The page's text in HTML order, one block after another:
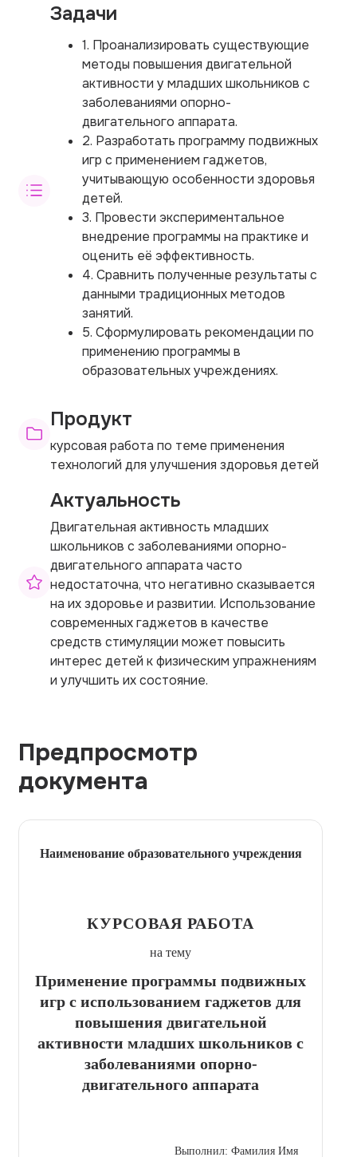
Задачи
1. Проанализировать существующие
методы повышения двигательной
активности у младших школьников с
заболеваниями опорно-
двигательного аппарата.
2. Разработать программу подвижных
игр с применением гаджетов,
учитывающую особенности здоровья
детей.
3. Провести экспериментальное
внедрение программы на практике и
оценить её эффективность.
4. Сравнить полученные результаты с
данными традиционных методов
занятий.
5. Сформулировать рекомендации по
применению программы в
образовательных учреждениях.
Продукт
курсовая работа по теме применения
технологий для улучшения здоровья детей
Актуальность
Двигательная активность младших
школьников с заболеваниями опорно-
двигательного аппарата часто
недостаточна, что негативно сказывается
на их здоровье и развитии. Использование
современных гаджетов в качестве
средств стимуляции может повысить
интерес детей к физическим упражнениям
и улучшить их состояние.
Предпросмотр
документа
Наименование образовательного учреждения
КУРСОВАЯ РАБОТА
на тему
Применение программы подвижных
игр с использованием гаджетов для
повышения двигательной
активности младших школьников с
заболеваниями опорно-
двигательного аппарата
Выполнил: Фамилия Имя